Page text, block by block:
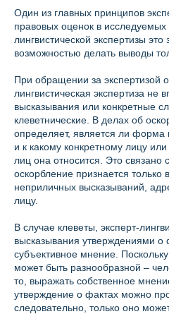
Один из главных принципов
правовых оценок в исследуемых
лингвистической экспертизы это
возможностью делать выводы
При обращении за экспертизой
лингвистическая экспертиза не
высказывания или конкретные
клеветнические. В делах об
определяет, является ли форма
и к какому конкретному лицу
лиц она относится. Это связано
оскорбление признается только
неприличных высказываний,
лицу.
В случае клеветы, эксперт-
высказывания утверждениями о
субъективное мнение.
может быть разнообразной –
то, выражать собственное
утверждение о фактах можно
следовательно, только оно